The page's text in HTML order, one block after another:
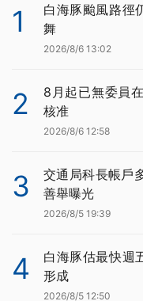
1
白海豚颱風路徑
舞
2026/8/6 13:02
2
8月起已無委員
核准
2026/8/6 12:58
3
交通局科長帳戶
善舉曝光
2026/8/5 19:39
4
白海豚估最快週
形成
2026/8/5 12:50